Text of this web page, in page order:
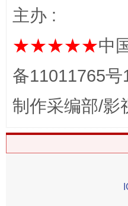
这是一记警钟！
主办 :
★★★★★中
备11011765
制作采编部/影